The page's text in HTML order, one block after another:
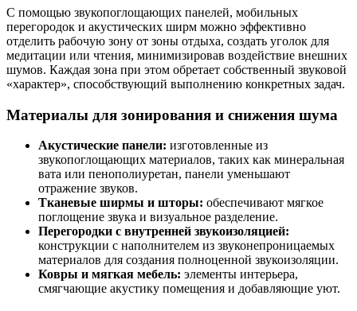
С помощью звукопоглощающих панелей, мобильных
перегородок и акустических ширм можно эффективно
отделить рабочую зону от зоны отдыха, создать уголок для
медитации или чтения, минимизировав воздействие внешних
шумов. Каждая зона при этом обретает собственный звуковой
«характер», способствующий выполнению конкретных задач.
Материалы для зонирования и снижения шума
Акустические панели: изготовленные из
звукопоглощающих материалов, таких как минеральная
вата или пенополиуретан, панели уменьшают
отражение звуков.
Тканевые ширмы и шторы: обеспечивают мягкое
поглощение звука и визуальное разделение.
Перегородки с внутренней звукоизоляцией:
конструкции с наполнителем из звуконепроницаемых
материалов для создания полноценной звукоизоляции.
Ковры и мягкая мебель: элементы интерьера,
смягчающие акустику помещения и добавляющие уют.